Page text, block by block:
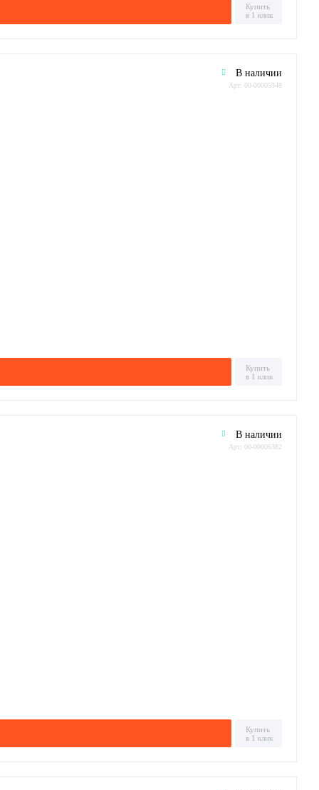
Купить
в 1 клик
В наличии
Арт: 00-00005948
Купить
в 1 клик
В наличии
Арт: 00-00006382
Купить
в 1 клик